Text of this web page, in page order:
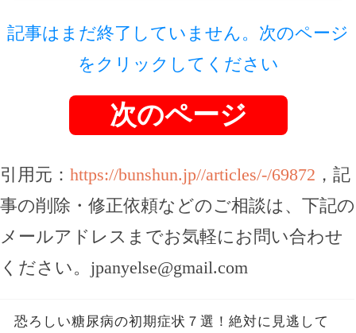
記事はまだ終了していません。次のページ
をクリックしてください
次のページ
引用元： https://bunshun.jp//articles/-/69872 ，記
事の削除・修正依頼などのご相談は、下記の
メールアドレスまでお気軽にお問い合わせ
ください。 jpanyelse@gmail.com
恐ろしい糖尿病の初期症状７選！絶対に見逃して